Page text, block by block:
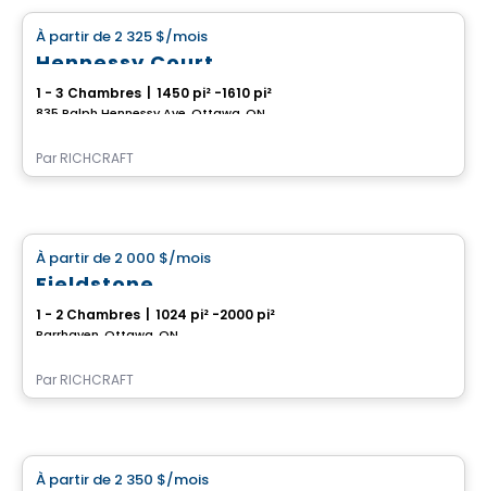
À partir de 2 325 $/mois
Hennessy Court
1 - 3 Chambres 1450 pi² -1610 pi²
835 Ralph Hennessy Ave, Ottawa, ON
Par RICHCRAFT
À partir de 2 000 $/mois
Fieldstone
1 - 2 Chambres 1024 pi² -2000 pi²
Barrhaven, Ottawa, ON
Par RICHCRAFT
À partir de 2 350 $/mois